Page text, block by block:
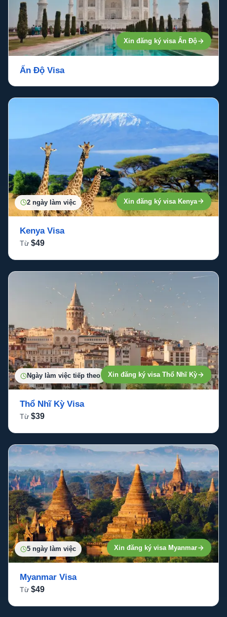
Xin đăng ký visa Ấn Độ
Ấn Độ Visa
2 ngày làm việc Xin đăng ký visa Kenya
Kenya Visa
Từ $49
Ngày làm việc tiếp theo Xin đăng ký visa Thổ Nhĩ Kỳ
Thổ Nhĩ Kỳ Visa
Từ $39
5 ngày làm việc Xin đăng ký visa Myanmar
Myanmar Visa
Từ $49